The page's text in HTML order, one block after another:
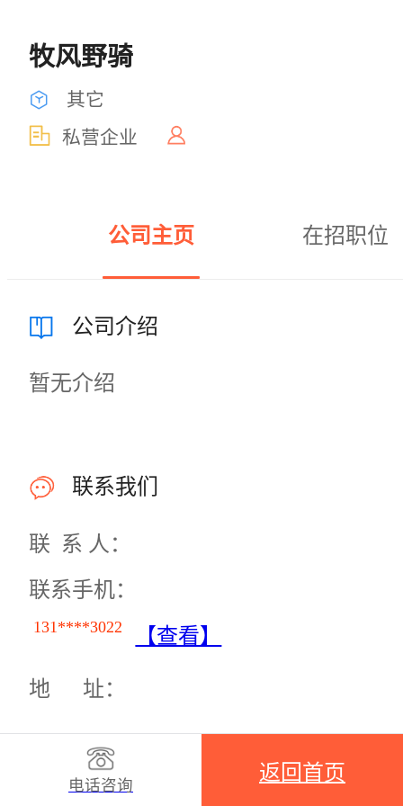
牧风野骑
其它
私营企业
公司主页 在招职位
公司介绍
暂无介绍
联系我们
联 系 人：
联系手机：
131****3022 【查看】
地 址：
电话咨询
返回首页